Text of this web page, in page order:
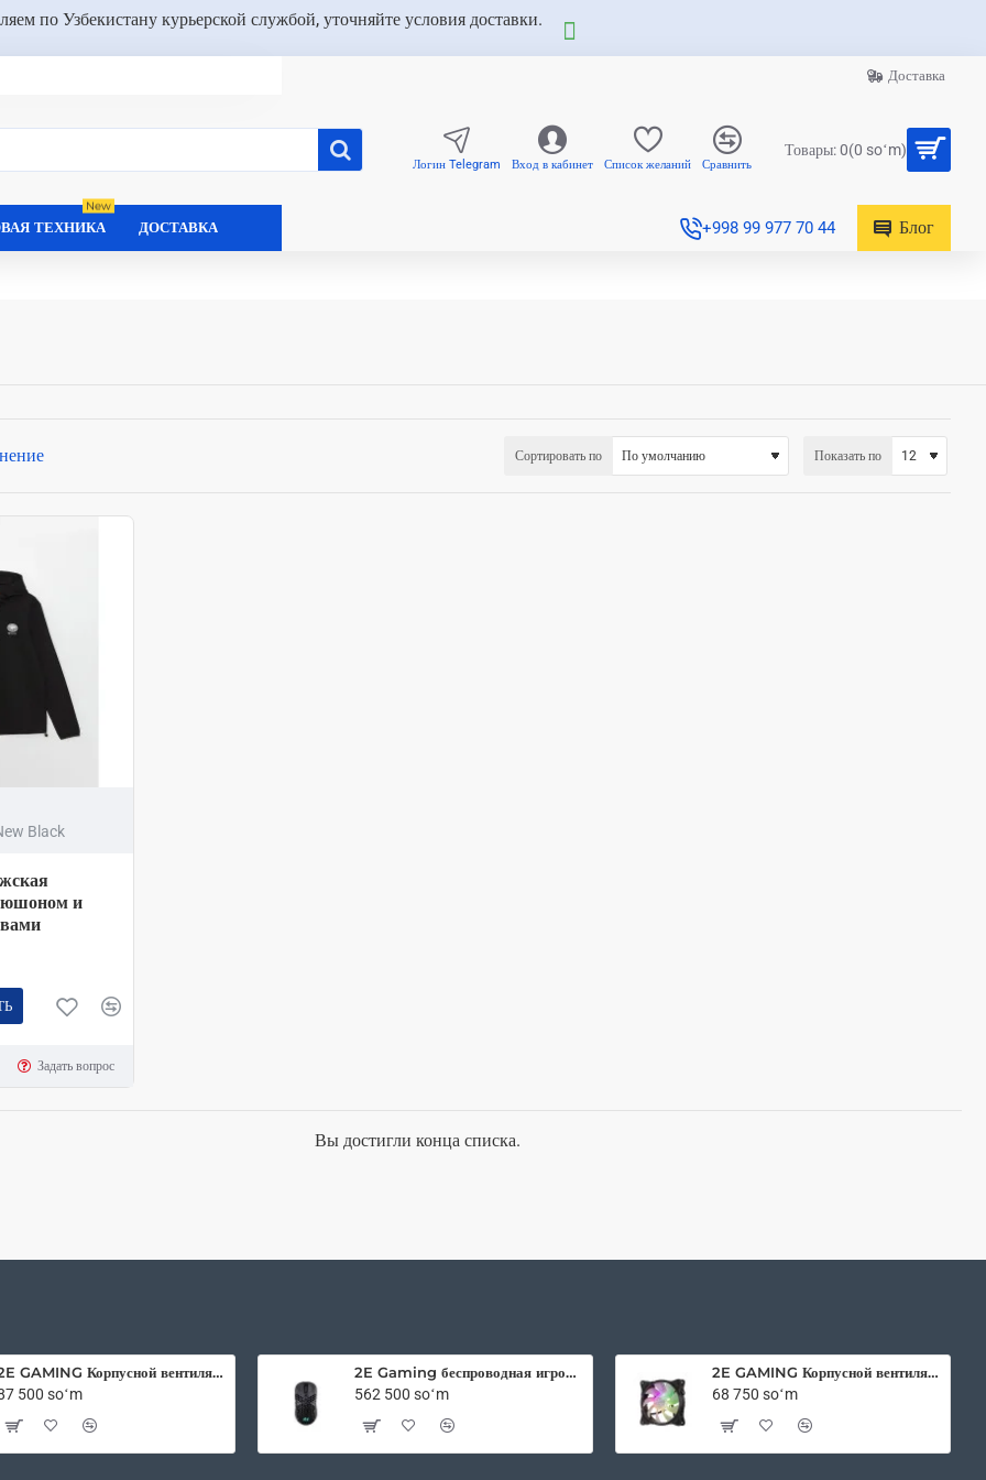
по Узбекистану курьерской службой, уточняйте условия доставки.
Доставка
Логин Telegram Вход в кабинет Список желаний Сравнить
Товары: 0(0 soʻm)
ТЕХНИКА
New
ДОСТАВКА +998 99 977 70 44 Блог
Сортировать по Показать по
Black
и
Задать вопрос
Вы достигли конца списка.
2E GAMING Корпусной вентилятор F120OI-ARGB 120мм, 3pin fan, 3 pin +5V Aura, белые лопасти, черная рамка, outer-inner LED
500 soʻm
2E Gaming беспроводная игровая мышь HyperDrive Pro WL RGB Black
562 500 soʻm
2E GAMING Корпусной вентилятор F120IR-ARGB 120мм, 3pin fan, 3 pin +5V Aura, белые лопасти, черная рамка, inner LED
68 750 soʻm